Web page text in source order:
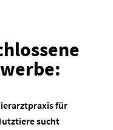
für
sucht